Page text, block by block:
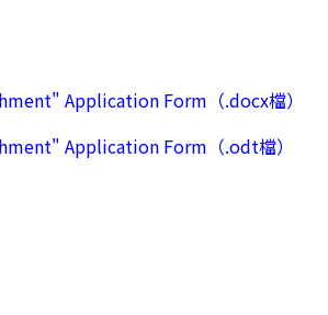
Application Form（.docx檔）
Application Form（.odt檔）